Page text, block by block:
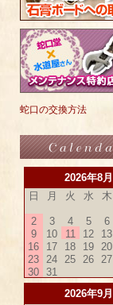
蛇口の交換方法
2026年8月
日
月 火 水 木
2
3 4 5 6
9
10 11 12 13
16
17 18 19 20
23
24 25 26 27
30
31
2026年9月